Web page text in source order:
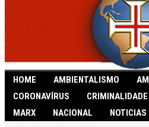
HOME AMBIENTALISMO
CORONAVÍRUS
CRIMINALIDADE
MARX
NACIONAL NOTICIAS